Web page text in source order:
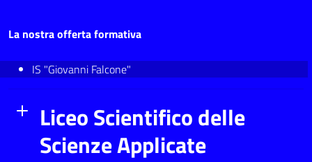
La nostra offerta formativa
IS "Giovanni Falcone"
Liceo Scientifico delle
Scienze Applicate